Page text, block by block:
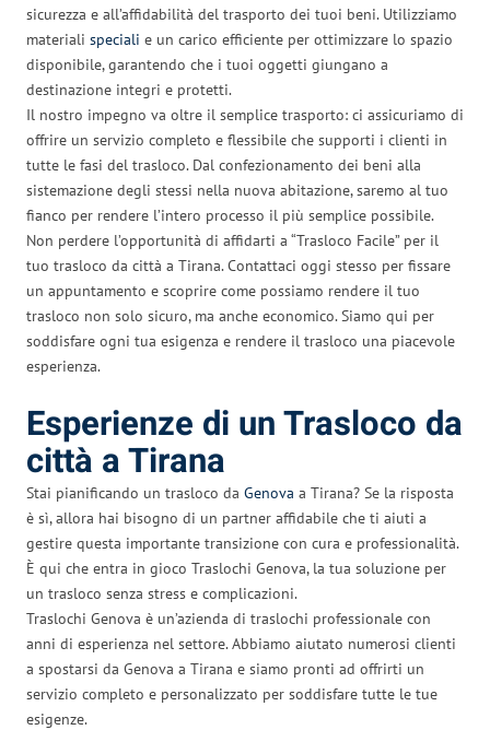
sicurezza e all’affidabilità del trasporto dei tuoi beni. Utilizziamo
materiali speciali e un carico efficiente per ottimizzare lo spazio
disponibile, garantendo che i tuoi oggetti giungano a
destinazione integri e protetti.
Il nostro impegno va oltre il semplice trasporto: ci assicuriamo di
offrire un servizio completo e flessibile che supporti i clienti in
tutte le fasi del trasloco. Dal confezionamento dei beni alla
sistemazione degli stessi nella nuova abitazione, saremo al tuo
fianco per rendere l’intero processo il più semplice possibile.
Non perdere l’opportunità di affidarti a “Trasloco Facile” per il
tuo trasloco da città a Tirana. Contattaci oggi stesso per fissare
un appuntamento e scoprire come possiamo rendere il tuo
trasloco non solo sicuro, ma anche economico. Siamo qui per
soddisfare ogni tua esigenza e rendere il trasloco una piacevole
esperienza.
Esperienze di un Trasloco da
città a Tirana
Stai pianificando un trasloco da Genova a Tirana? Se la risposta
è sì, allora hai bisogno di un partner affidabile che ti aiuti a
gestire questa importante transizione con cura e professionalità.
È qui che entra in gioco Traslochi Genova, la tua soluzione per
un trasloco senza stress e complicazioni.
Traslochi Genova è un’azienda di traslochi professionale con
anni di esperienza nel settore. Abbiamo aiutato numerosi clienti
a spostarsi da Genova a Tirana e siamo pronti ad offrirti un
servizio completo e personalizzato per soddisfare tutte le tue
esigenze.